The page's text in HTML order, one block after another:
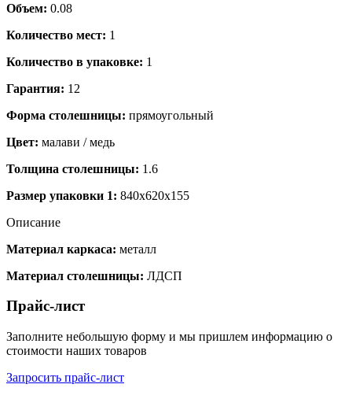
Объем: 0.08
Количество мест: 1
Количество в упаковке: 1
Гарантия: 12
Форма столешницы: прямоугольный
Цвет: малави / медь
Толщина столешницы: 1.6
Размер упаковки 1: 840x620x155
Описание
Материал каркаса: металл
Материал столешницы: ЛДСП
Прайс-лист
Заполните небольшую форму и мы пришлем информацию о
стоимости наших товаров
Запросить прайс-лист